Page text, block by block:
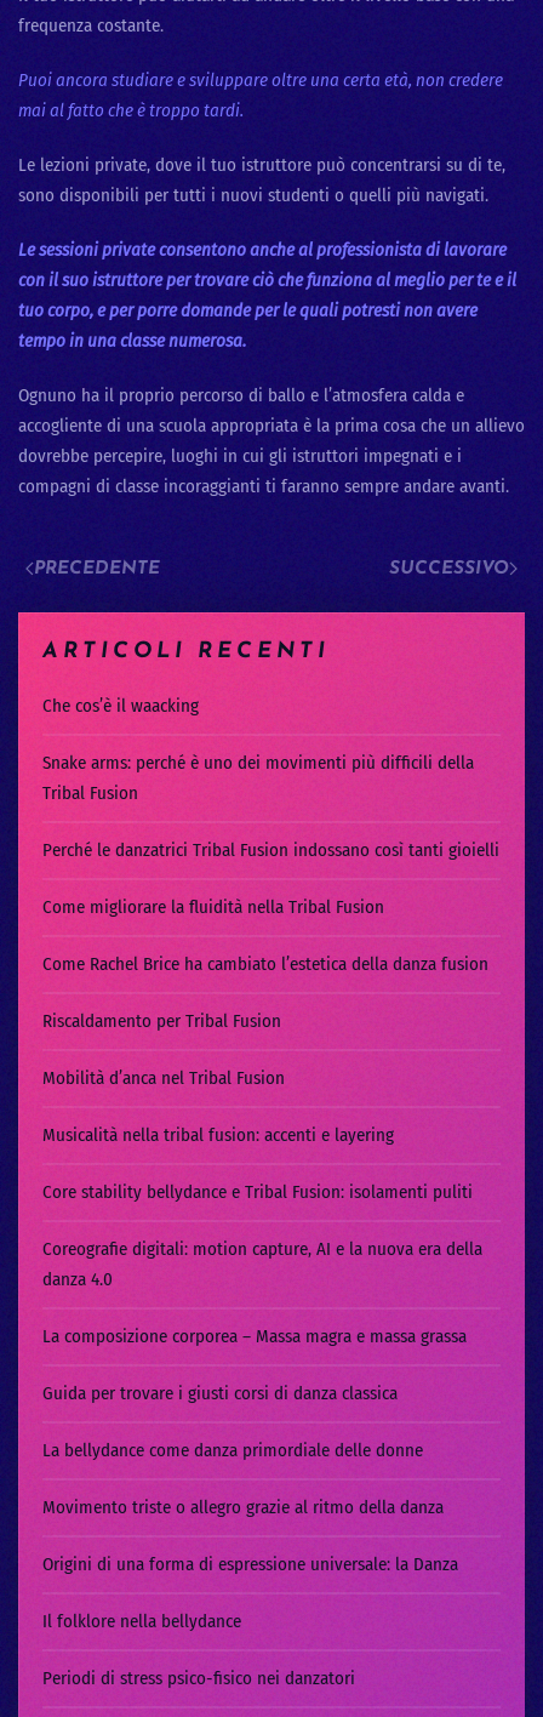
frequenza costante.
Puoi ancora studiare e sviluppare oltre una certa età, non credere
mai al fatto che è troppo tardi.
Le lezioni private, dove il tuo istruttore può concentrarsi su di te,
sono disponibili per tutti i nuovi studenti o quelli più navigati.
Le sessioni private consentono anche al professionista di lavorare
con il suo istruttore per trovare ciò che funziona al meglio per te e il
tuo corpo, e per porre domande per le quali potresti non avere
tempo in una classe numerosa.
Ognuno ha il proprio percorso di ballo e l’atmosfera calda e
accogliente di una scuola appropriata è la prima cosa che un allievo
dovrebbe percepire, luoghi in cui gli istruttori impegnati e i
compagni di classe incoraggianti ti faranno sempre andare avanti.
PRECEDENTE SUCCESSIVO
ARTICOLI RECENTI
Che cos’è il waacking
Snake arms: perché è uno dei movimenti più difficili della
Tribal Fusion
Perché le danzatrici Tribal Fusion indossano così tanti gioielli
Come migliorare la fluidità nella Tribal Fusion
Come Rachel Brice ha cambiato l’estetica della danza fusion
Riscaldamento per Tribal Fusion
Mobilità d’anca nel Tribal Fusion
Musicalità nella tribal fusion: accenti e layering
Core stability bellydance e Tribal Fusion: isolamenti puliti
Coreografie digitali: motion capture, AI e la nuova era della
danza 4.0
La composizione corporea – Massa magra e massa grassa
Guida per trovare i giusti corsi di danza classica
La bellydance come danza primordiale delle donne
Movimento triste o allegro grazie al ritmo della danza
Origini di una forma di espressione universale: la Danza
Il folklore nella bellydance
Periodi di stress psico-fisico nei danzatori